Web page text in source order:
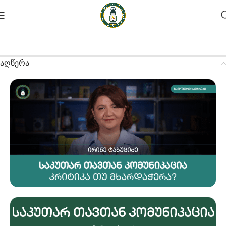
აღწერა
Საკუთარ Თავთან Კომუნიკაცია